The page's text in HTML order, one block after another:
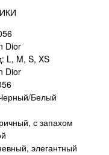
Dior
L, M, S, XS
Dior
Белый
с запахом
элегантный